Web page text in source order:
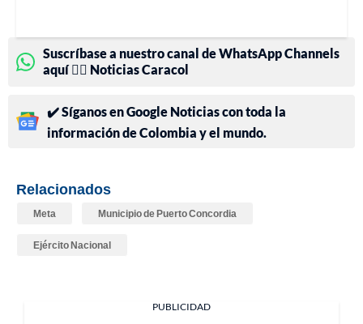
Suscríbase a nuestro canal de WhatsApp Channels
aquí 👉🏻 Noticias Caracol
✔️ Síganos en Google Noticias con toda la
información de Colombia y el mundo.
Relacionados
Meta Municipio de Puerto Concordia
Ejército Nacional
PUBLICIDAD